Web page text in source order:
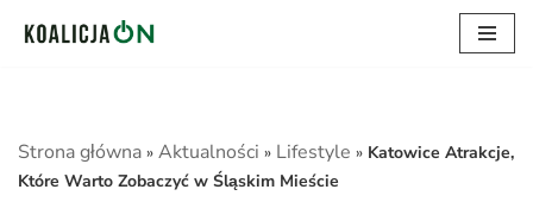
Strona główna » Aktualności » Lifestyle » Katowice Atrakcje,
Które Warto Zobaczyć w Śląskim Mieście